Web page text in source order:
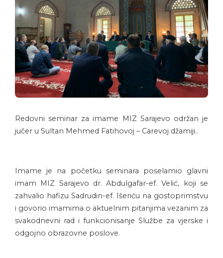
Redovni seminar za imame MIZ Sarajevo održan je
jučer u Sultan Mehmed Fatihovoj – Carevoj džamiji..
Imame je na početku seminara poselamio glavni
imam MIZ Sarajevo dr. Abdulgafar-ef. Velić, koji se
zahvalio hafizu Sadrudin-ef. Išeriću na gostoprimstvu
i govorio imamima o aktuelnim pitanjima vezanim za
svakodnevni rad i funkcionisanje Službe za vjerske i
odgojno obrazovne poslove.